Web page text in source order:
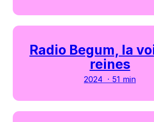
Radio Begum, la
reines
2024 · 51 min